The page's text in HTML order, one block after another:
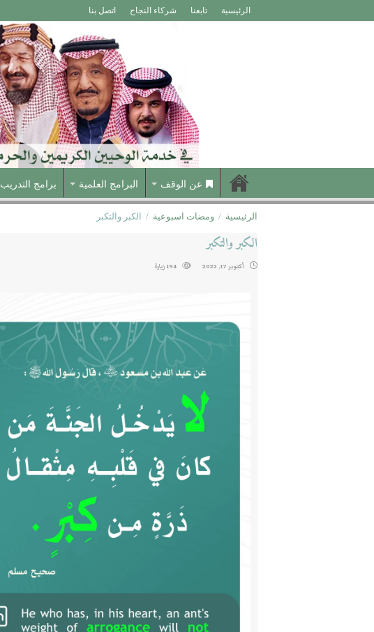
الرئيسية تابعنا شركاء النجاح اتصل بنا
عن الوقف البرامج العلمية برامج التدريب
الرئيسية / ومضات اسبوعية / الكبر والتكبر
الكبر والتكبر
أكتوبر 17, 2022 194 زيارة